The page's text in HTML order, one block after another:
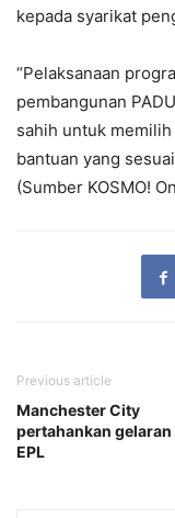
kepada syarikat
“Pelaksanaan
pembangunan
sahih untuk
bantuan yang
(Sumber KOSMO!
Previous article
Manchester City
pertahankan gelaran
EPL